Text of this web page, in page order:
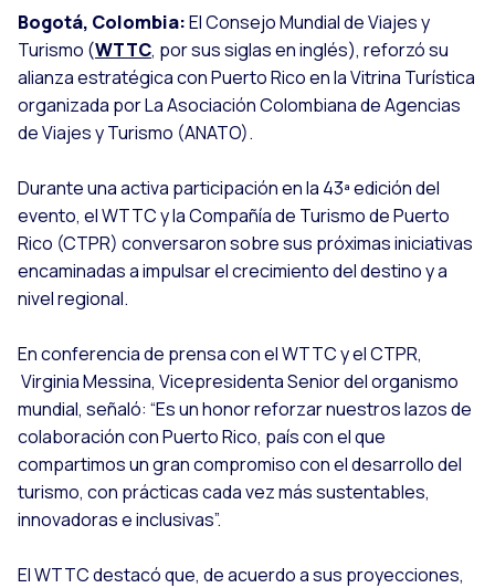
Bogotá, Colombia:El Consejo Mundial de Viajes y
Turismo (WTTC, por sus siglas en inglés), reforzó su
alianza estratégica con Puerto Rico en la Vitrina Turística
organizada por La Asociación Colombiana de Agencias
de Viajes y Turismo (ANATO).
Durante una activa participación en la 43ª edición del
evento, el WTTC y la Compañía de Turismo de Puerto
Rico (CTPR) conversaron sobre sus próximas iniciativas
encaminadas a impulsar el crecimiento del destino y a
nivel regional.
En conferencia de prensa con el WTTC y el CTPR,
Virginia Messina, Vicepresidenta Senior del organismo
mundial, señaló: “Es un honor reforzar nuestros lazos de
colaboración con Puerto Rico, país con el que
compartimos un gran compromiso con el desarrollo del
turismo, con prácticas cada vez más sustentables,
innovadoras e inclusivas”.
El WTTC destacó que, de acuerdo a sus proyecciones,